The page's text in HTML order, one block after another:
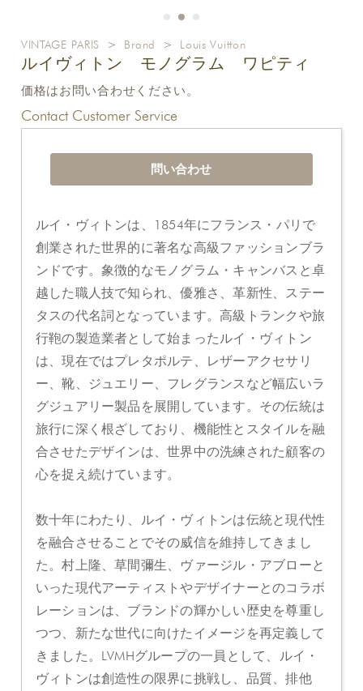
VINTAGE PARIS > Brand > Louis Vuitton
ルイヴィトン モノグラム ワピティ
価格はお問い合わせください。
Contact Customer Service
問い合わせ
ルイ・ヴィトンは、1854年にフランス・パリで
創業された世界的に著名な高級ファッションブラ
ンドです。象徴的なモノグラム・キャンバスと卓
越した職人技で知られ、優雅さ、革新性、ステー
タスの代名詞となっています。高級トランクや旅
行鞄の製造業者として始まったルイ・ヴィトン
は、現在ではプレタポルテ、レザーアクセサリ
ー、靴、ジュエリー、フレグランスなど幅広いラ
グジュアリー製品を展開しています。その伝統は
旅行に深く根ざしており、機能性とスタイルを融
合させたデザインは、世界中の洗練された顧客の
心を捉え続けています。
数十年にわたり、ルイ・ヴィトンは伝統と現代性
を融合させることでその威信を維持してきまし
た。村上隆、草間彌生、ヴァージル・アブローと
いった現代アーティストやデザイナーとのコラボ
レーションは、ブランドの輝かしい歴史を尊重し
つつ、新たな世代に向けたイメージを再定義して
きました。LVMHグループの一員として、ルイ・
ヴィトンは創造性の限界に挑戦し、品質、排他